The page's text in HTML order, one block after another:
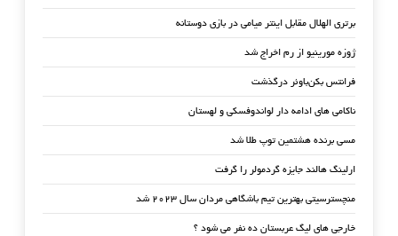
برتری الهلال مقابل اینتر میامی در بازی دوستانه
ژوزه مورینیو از رم اخراج شد
فرانتس بکن‌باوئر درگذشت
ناکامی های ادامه دار لواندوفسکی و لهستان
مسی برنده هشتمین توپ طلا شد
ارلینگ هالند جایزه گردمولر را گرفت
منچسترسیتی بهترین تیم باشگاهی مردان سال ۲۰۲۳ شد
خارجی های لیگ عربستان ده نفر می شود ؟